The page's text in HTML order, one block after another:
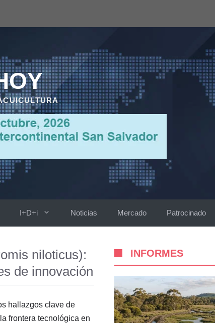
I+D+i Noticias Mercado Patrocinado
niloticus):
de innovación
hallazgos clave de
frontera tecnológica en
INFORMES